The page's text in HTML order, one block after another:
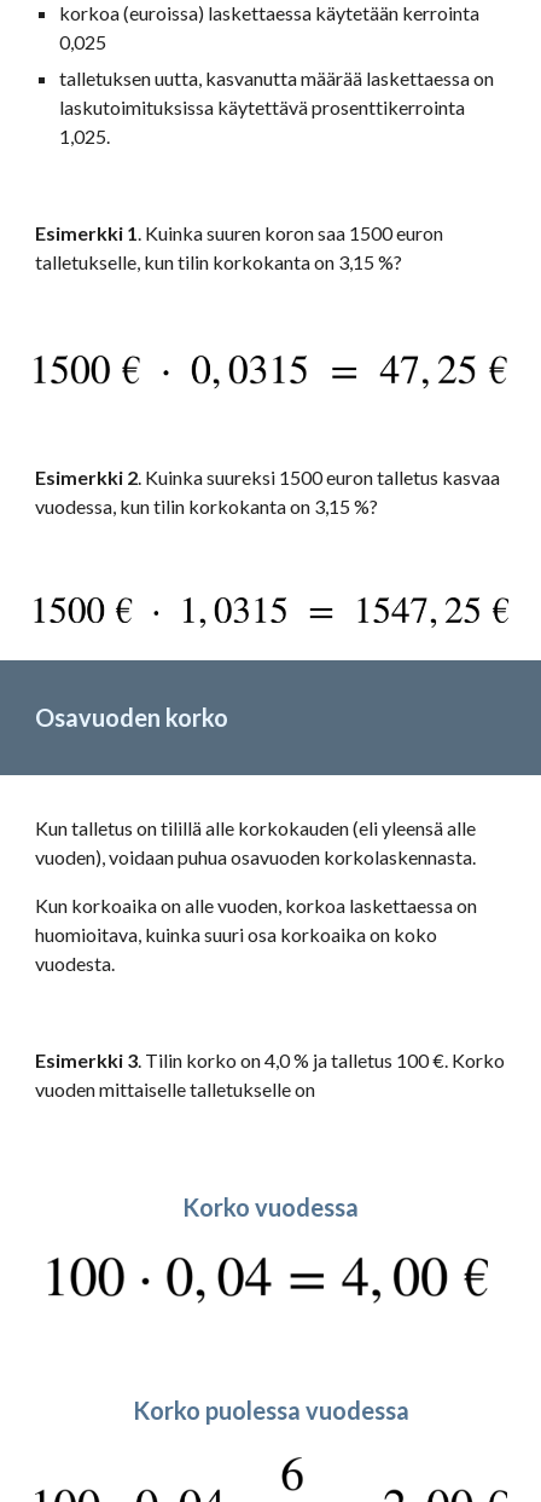
korkoa (euroissa) laskettaessa käytetään kerrointa
0,025
talletuksen uutta, kasvanutta määrää laskettaessa on
laskutoimituksissa käytettävä prosenttikerrointa
1,025.
Esimerkki 1. Kuinka suuren koron saa 1500 euron
talletukselle, kun tilin korkokanta on 3,15 %?
Esimerkki 2. Kuinka suureksi 1500 euron talletus kasvaa
vuodessa, kun tilin korkokanta on 3,15 %?
Osavuoden korko
Kun talletus on tilillä alle korkokauden (eli yleensä alle
vuoden), voidaan puhua osavuoden korkolaskennasta.
Kun korkoaika on alle vuoden, korkoa laskettaessa on
huomioitava, kuinka suuri osa korkoaika on koko
vuodesta.
Esimerkki 3. Tilin korko on 4,0 % ja talletus 100 €. Korko
vuoden mittaiselle talletukselle on
Korko vuodessa
Korko puolessa vuodessa